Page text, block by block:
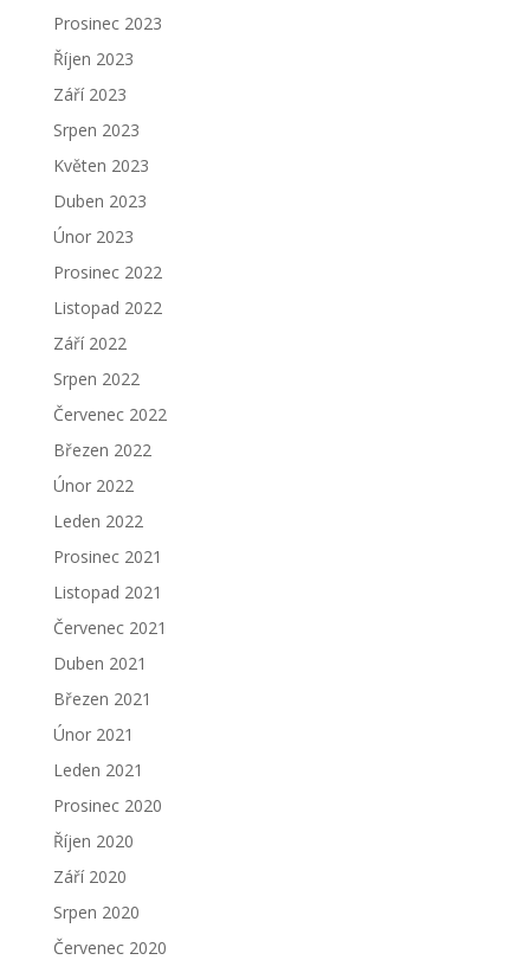
Prosinec 2023
Říjen 2023
Září 2023
Srpen 2023
Květen 2023
Duben 2023
Únor 2023
Prosinec 2022
Listopad 2022
Září 2022
Srpen 2022
Červenec 2022
Březen 2022
Únor 2022
Leden 2022
Prosinec 2021
Listopad 2021
Červenec 2021
Duben 2021
Březen 2021
Únor 2021
Leden 2021
Prosinec 2020
Říjen 2020
Září 2020
Srpen 2020
Červenec 2020